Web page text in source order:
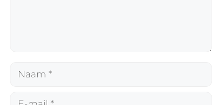
Naam
E-